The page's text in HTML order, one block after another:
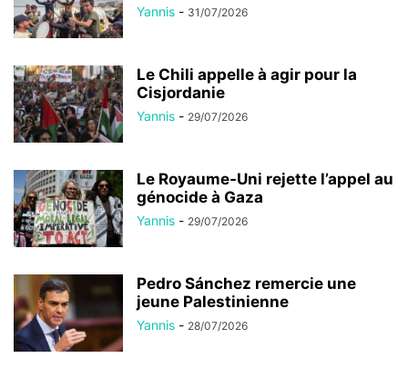
Yannis - 31/07/2026
Le Chili appelle à agir pour la
Cisjordanie
Yannis - 29/07/2026
Le Royaume-Uni rejette l’appel au
génocide à Gaza
Yannis - 29/07/2026
Pedro Sánchez remercie une
jeune Palestinienne
Yannis - 28/07/2026